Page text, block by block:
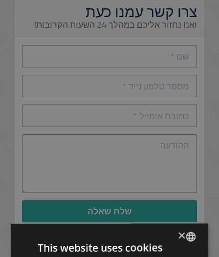
צרו קשר עמנו כעת
ואנו נחזור אליכם במהלך 24 השעות הקרובות!
שם
מספר
טלפון
נייד
כתובת
אימייל
ההודעה
שלח שאלה
×
This website uses cookies